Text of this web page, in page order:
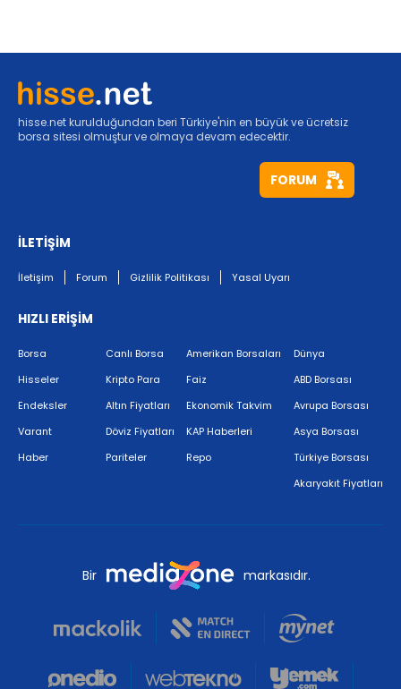
hisse.net kurulduğundan beri Türkiye'nin en büyük ve ücretsiz
borsa sitesi olmuştur ve olmaya devam edecektir.
FORUM
İLETİŞİM
İletişim Forum Gizlilik Politikası Yasal Uyarı
HIZLI ERİŞİM
Borsa
Hisseler
Endeksler
Varant
Haber
Canlı Borsa
Kripto Para
Altın Fiyatları
Döviz Fiyatları
Pariteler
Amerikan Borsaları
Faiz
Ekonomik Takvim
KAP Haberleri
Repo
Dünya
ABD Borsası
Avrupa Borsası
Asya Borsası
Türkiye Borsası
Akaryakıt Fiyatları
Bir markasıdır.